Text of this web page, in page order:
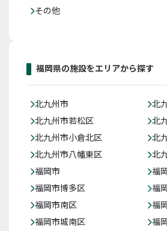
その他
福岡県の施設をエリアから探す
北九州市
北
北九州市若松区
北
北九州市小倉北区
北
北九州市八幡東区
北
福岡市
福
福岡市博多区
福
福岡市南区
福
福岡市城南区
福